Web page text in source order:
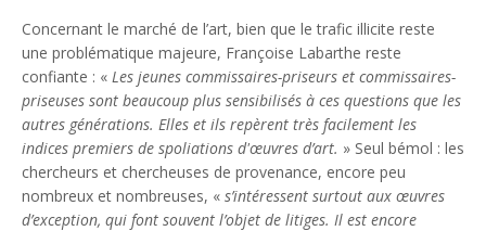
Concernant le marché de l’art, bien que le trafic illicite reste
une problématique majeure, Françoise Labarthe reste
confiante : « Les jeunes commissaires-priseurs et commissaires-
priseuses sont beaucoup plus sensibilisés à ces questions que les
autres générations. Elles et ils repèrent très facilement les
indices premiers de spoliations d'œuvres d’art. » Seul bémol : les
chercheurs et chercheuses de provenance, encore peu
nombreux et nombreuses, « s’intéressent surtout aux œuvres
d’exception, qui font souvent l’objet de litiges. Il est encore